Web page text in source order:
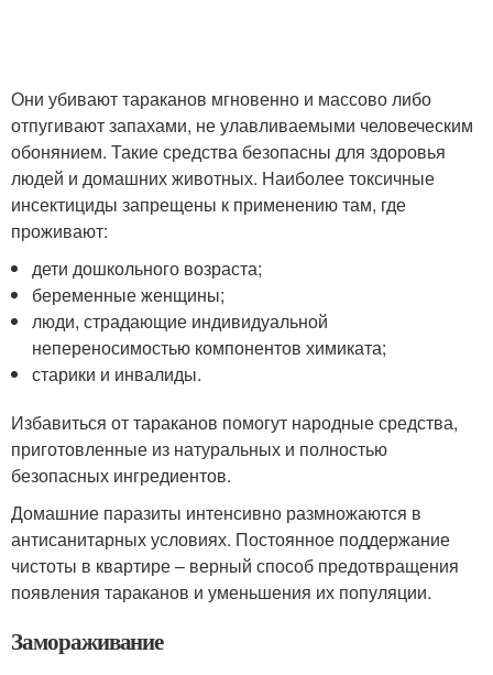
Они убивают тараканов мгновенно и массово либо
отпугивают запахами, не улавливаемыми человеческим
обонянием. Такие средства безопасны для здоровья
людей и домашних животных. Наиболее токсичные
инсектициды запрещены к применению там, где
проживают:
дети дошкольного возраста;
беременные женщины;
люди, страдающие индивидуальной
непереносимостью компонентов химиката;
старики и инвалиды.
Избавиться от тараканов помогут народные средства,
приготовленные из натуральных и полностью
безопасных ингредиентов.
Домашние паразиты интенсивно размножаются в
антисанитарных условиях. Постоянное поддержание
чистоты в квартире – верный способ предотвращения
появления тараканов и уменьшения их популяции.
Замораживание